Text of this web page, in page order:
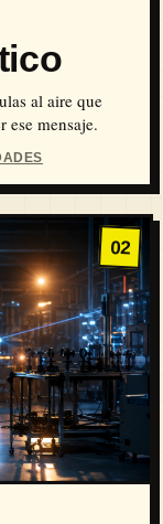
al aire que
ese mensaje.
02